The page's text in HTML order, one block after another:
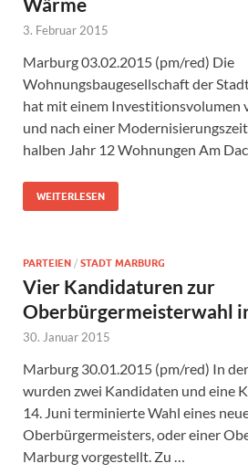
3. Februar 2015
Marburg 03.02.2015 (pm/red) Die
Wohnungsbaugesellschaft der
hat mit einem Investitionsvolumen
und nach einer
halben Jahr 12 Wohnungen Am
WEITERLESEN
PARTEIEN / STADT MARBURG
Vier Kandidaturen zur
Oberbürgermeisterwahl
30. Januar 2015
Marburg 30.01.2015 (pm/red) In
wurden zwei Kandidaten und eine
14. Juni terminierte Wahl eines
Oberbürgermeisters, oder einer
Marburg vorgestellt. Zu …